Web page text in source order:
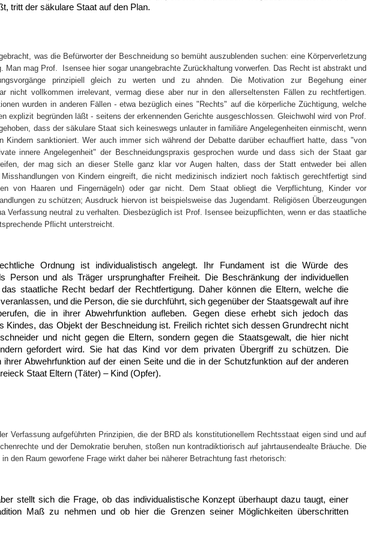
tritt der säkulare Staat auf den Plan.
was die Befürworter der Beschneidung so bemüht auszublenden suchen: eine Körperverletzung
Man mag Prof. Isensee hier sogar unangebrachte Zurückhaltung vorwerfen. Das Recht ist abstrakt und
prinzipiell gleich zu werten und zu ahnden. Die Motivation zur Begehung einer
nicht vollkommen irrelevant, vermag diese aber nur in den allerseltensten Fällen zu rechtfertigen.
wurden in anderen Fällen - etwa bezüglich eines "Rechts" auf die körperliche Züchtigung, welche
explizit begründen läßt - seitens der erkennenden Gerichte ausgeschlossen. Gleichwohl wird von Prof.
dass der säkulare Staat sich keineswegs unlauter in familiäre Angelegenheiten einmischt, wenn
Kindern sanktioniert. Wer auch immer sich während der Debatte darüber echauffiert hatte, dass "von
innere Angelegenheit" der Beschneidungspraxis gesprochen wurde und dass sich der Staat gar
der mag sich an dieser Stelle ganz klar vor Augen halten, dass der Statt entweder bei allen
Misshandlungen von Kindern eingreift, die nicht medizinisch indiziert noch faktisch gerechtfertigt sind
von Haaren und Fingernägeln) oder gar nicht. Dem Staat obliegt die Verpflichtung, Kinder vor
zu schützen; Ausdruck hiervon ist beispielsweise das Jugendamt. Religiösen Überzeugungen
Verfassung neutral zu verhalten. Diesbezüglich ist Prof. Isensee beizupflichten, wenn er das staatliche
Pflicht unterstreicht.
Ordnung ist individualistisch angelegt. Ihr Fundament ist die Würde des
Person und als Träger ursprunghafter Freiheit. Die Beschränkung der individuellen
das staatliche Recht bedarf der Rechtfertigung. Daher können die Eltern, welche die
und die Person, die sie durchführt, sich gegenüber der Staatsgewalt auf ihre
die in ihrer Abwehrfunktion aufleben. Gegen diese erhebt sich jedoch das
Kindes, das Objekt der Beschneidung ist. Freilich richtet sich dessen Grundrecht nicht
und nicht gegen die Eltern, sondern gegen die Staatsgewalt, die hier nicht
gefordert wird. Sie hat das Kind vor dem privaten Übergriff zu schützen. Die
ihrer Abwehrfunktion auf der einen Seite und die in der Schutzfunktion auf der anderen
Staat Eltern (Täter) – Kind (Opfer).
Verfassung aufgeführten Prinzipien, die der BRD als konstitutionellem Rechtsstaat eigen sind und auf
und der Demokratie beruhen, stoßen nun kontradiktiorisch auf jahrtausendealte Bräuche. Die
den Raum geworfene Frage wirkt daher bei näherer Betrachtung fast rhetorisch:
stellt sich die Frage, ob das individualistische Konzept überhaupt dazu taugt, einer
Maß zu nehmen und ob hier die Grenzen seiner Möglichkeiten überschritten